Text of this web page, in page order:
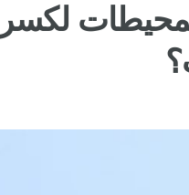
لكسر